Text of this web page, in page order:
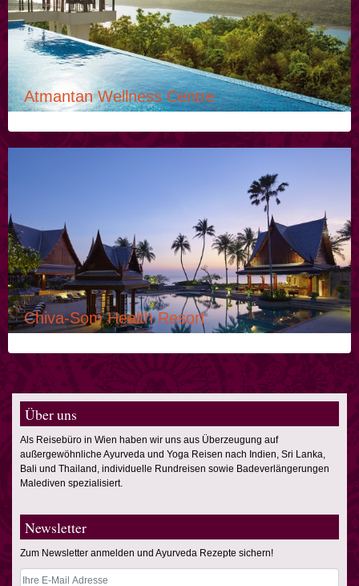
Atmantan Wellness Centre
Chiva-Som Health Resort
Über uns
Als Reisebüro in Wien haben wir uns aus Überzeugung auf
außergewöhnliche Ayurveda und Yoga Reisen nach Indien, Sri Lanka,
Bali und Thailand, individuelle Rundreisen sowie Badeverlängerungen
Malediven spezialisiert.
Newsletter
Zum Newsletter anmelden und Ayurveda Rezepte sichern!